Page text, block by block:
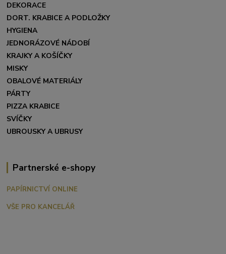
DEKORACE
DORT. KRABICE A PODLOŽKY
HYGIENA
JEDNORÁZOVÉ NÁDOBÍ
KRAJKY A KOŠÍČKY
MISKY
OBALOVÉ MATERIÁLY
PÁRTY
PIZZA KRABICE
SVÍČKY
UBROUSKY A UBRUSY
Partnerské e-shopy
PAPÍRNICTVÍ ONLINE
VŠE PRO KANCELÁŘ